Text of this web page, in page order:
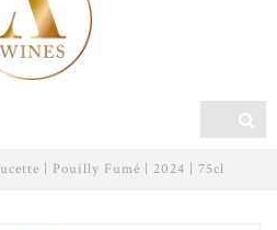
| Pouilly Fumé | 2024 | 75cl